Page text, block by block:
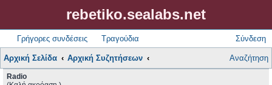
rebetiko.sealabs.net
Γρήγορες συνδέσεις Τραγούδια Σύνδεση
Αρχική Σελίδα Αρχική Συζητήσεων Αναζήτηση
Radio